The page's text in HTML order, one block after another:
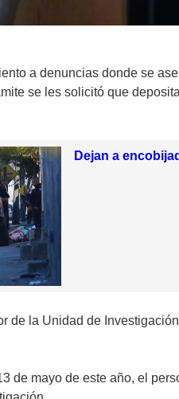
a denuncias donde se
se les solicitó que
Dejan a
de la Unidad de
de mayo de este año, el